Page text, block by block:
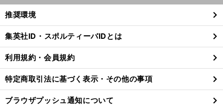
閉
る
推奨環境
集英社ID・スポルティーバIDとは
利用規約・会員規約
特定商取引法に基づく表示・その他の事項
ブラウザプッシュ通知について